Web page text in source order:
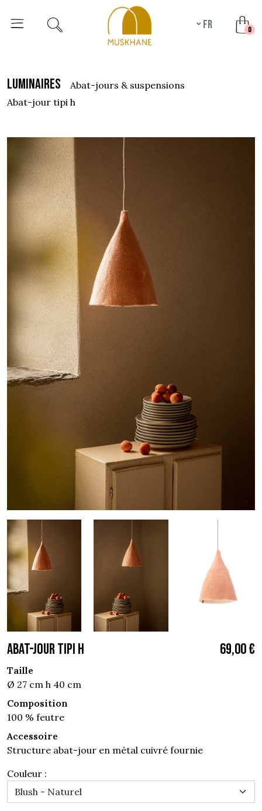
fr 0
luminaires
abat-jours & suspensions
abat-jour tipi h
ABAT-JOUR TIPI H 69,00 €
Taille
Ø 27 cm h 40 cm
Composition
100 % feutre
Accessoire
Structure abat-jour en métal cuivré fournie
Couleur :